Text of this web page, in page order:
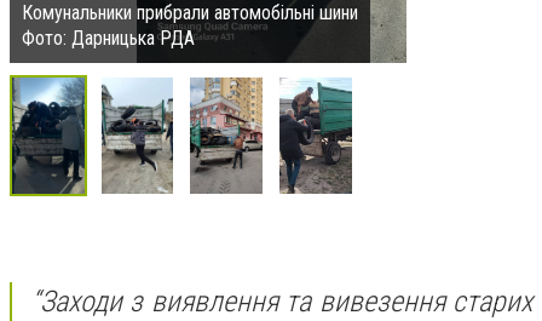
Комунальники прибрали автомобільні шини
Фото: Дарницька РДА
“Заходи з виявлення та вивезення старих